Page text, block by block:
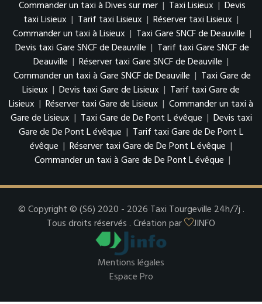
Commander un taxi à Dives sur mer | Taxi Lisieux | Devis
taxi Lisieux | Tarif taxi Lisieux | Réserver taxi Lisieux |
Commander un taxi à Lisieux | Taxi Gare SNCF de Deauville |
Devis taxi Gare SNCF de Deauville | Tarif taxi Gare SNCF de
Deauville | Réserver taxi Gare SNCF de Deauville |
Commander un taxi à Gare SNCF de Deauville | Taxi Gare de
Lisieux | Devis taxi Gare de Lisieux | Tarif taxi Gare de
Lisieux | Réserver taxi Gare de Lisieux | Commander un taxi à
Gare de Lisieux | Taxi Gare de De Pont L évêque | Devis taxi
Gare de De Pont L évêque | Tarif taxi Gare de De Pont L
évêque | Réserver taxi Gare de De Pont L évêque |
Commander un taxi à Gare de De Pont L évêque |
© Copyright © (S6) 2020 - 2026 Taxi Tourgeville 24h/7j .
Tous droits réservés . Création par
JINFO
Mentions légales
Espace Pro